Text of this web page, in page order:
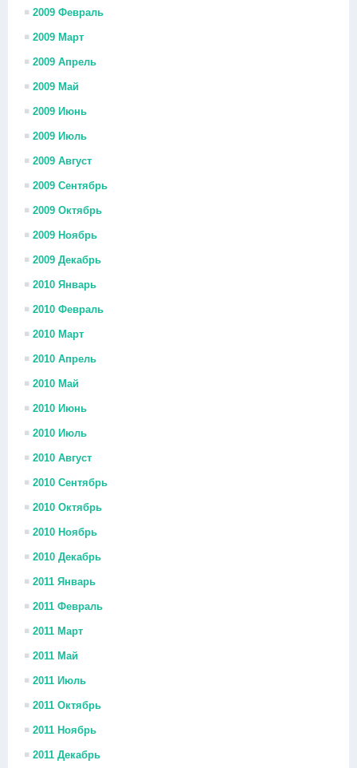
2009 Февраль
2009 Март
2009 Апрель
2009 Май
2009 Июнь
2009 Июль
2009 Август
2009 Сентябрь
2009 Октябрь
2009 Ноябрь
2009 Декабрь
2010 Январь
2010 Февраль
2010 Март
2010 Апрель
2010 Май
2010 Июнь
2010 Июль
2010 Август
2010 Сентябрь
2010 Октябрь
2010 Ноябрь
2010 Декабрь
2011 Январь
2011 Февраль
2011 Март
2011 Май
2011 Июль
2011 Октябрь
2011 Ноябрь
2011 Декабрь